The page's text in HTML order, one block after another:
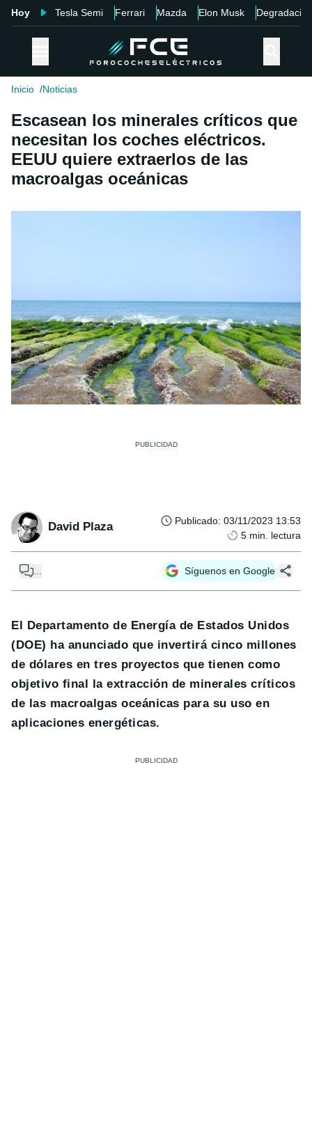
Hoy Tesla Semi Ferrari Mazda Elon Musk Degradación
Inicio Noticias
Escasean los minerales críticos que
necesitan los coches eléctricos.
EEUU quiere extraerlos de las
macroalgas oceánicas
David Plaza Publicado: 03/11/2023 13:53
5 min. lectura
Síguenos en Google
El Departamento de Energía de Estados Unidos
(DOE) ha anunciado que invertirá cinco millones
de dólares en tres proyectos que tienen como
objetivo final la extracción de minerales críticos
de las macroalgas oceánicas para su uso en
aplicaciones energéticas.